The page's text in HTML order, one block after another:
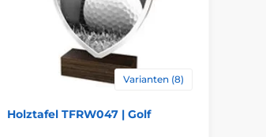
Varianten (8)
Holztafel TFRW047 | Golf